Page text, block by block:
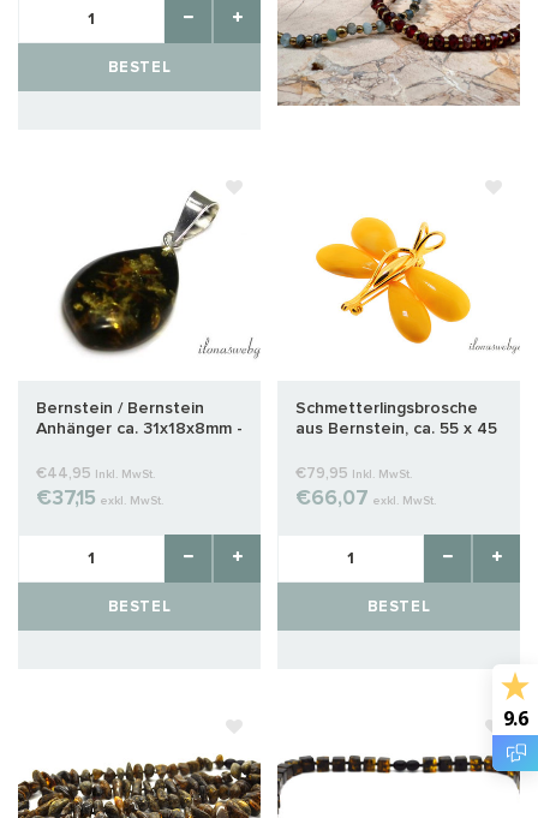
BESTEL
Bernstein / Bernstein
Anhänger ca. 31x18x8mm -
€44,95 Inkl. MwSt.
€37,15 exkl. MwSt.
BESTEL
Schmetterlingsbrosche
aus Bernstein, ca. 55 x 45
€79,95 Inkl. MwSt.
€66,07 exkl. MwSt.
BESTEL
9.6